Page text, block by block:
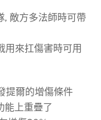
, 敵方多法師時可帶
用來扛傷害時可用
提爾的增傷條件
能上重疊了